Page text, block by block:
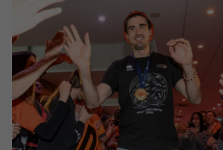
bit.ly/LiebeGrüßevomSterbebett